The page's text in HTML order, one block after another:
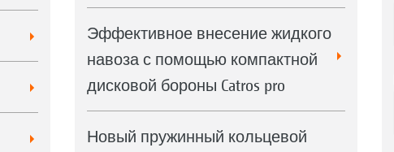
Эффективное внесение жидкого
навоза с помощью компактной
дисковой бороны Catros pro
Новый пружинный кольцевой